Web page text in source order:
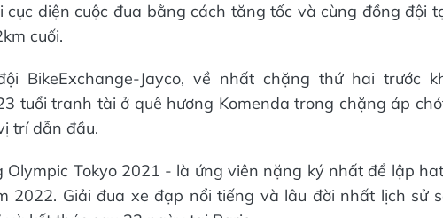
diện cuộc đua bằng cách tăng tốc và cùng đồng đội
cuối.
BikeExchange-Jayco, về nhất chặng thứ hai trước
tuổi tranh tài ở quê hương Komenda trong chặng áp
trí dẫn đầu.
Tokyo 2021 - là ứng viên nặng ký nhất để lập
2022. Giải đua xe đạp nổi tiếng và lâu đời nhất lịch sử